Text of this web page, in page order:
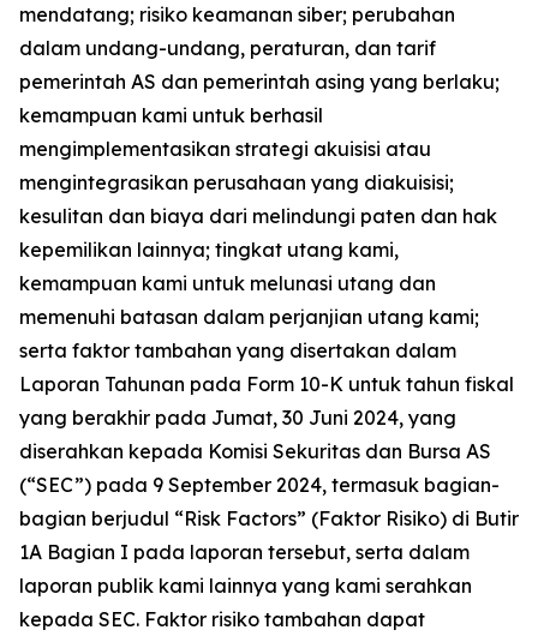
mendatang; risiko keamanan siber; perubahan
dalam undang-undang, peraturan, dan tarif
pemerintah AS dan pemerintah asing yang berlaku;
kemampuan kami untuk berhasil
mengimplementasikan strategi akuisisi atau
mengintegrasikan perusahaan yang diakuisisi;
kesulitan dan biaya dari melindungi paten dan hak
kepemilikan lainnya; tingkat utang kami,
kemampuan kami untuk melunasi utang dan
memenuhi batasan dalam perjanjian utang kami;
serta faktor tambahan yang disertakan dalam
Laporan Tahunan pada Form 10-K untuk tahun fiskal
yang berakhir pada Jumat, 30 Juni 2024, yang
diserahkan kepada Komisi Sekuritas dan Bursa AS
(“SEC”) pada 9 September 2024, termasuk bagian-
bagian berjudul “Risk Factors” (Faktor Risiko) di Butir
1A Bagian I pada laporan tersebut, serta dalam
laporan publik kami lainnya yang kami serahkan
kepada SEC. Faktor risiko tambahan dapat